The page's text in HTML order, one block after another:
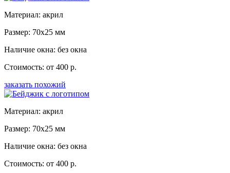
Материал: акрил
Размер: 70x25 мм
Наличие окна: без окна
Стоимость: от 400 р.
заказать похожий
Материал: акрил
Размер: 70x25 мм
Наличие окна: без окна
Стоимость: от 400 р.